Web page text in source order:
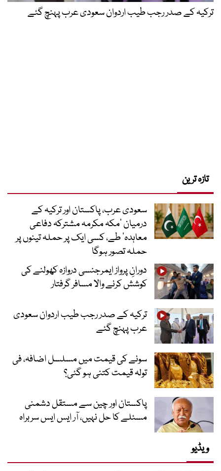
ترکیہ کے صدر رجب طیب اردوان سعودی عرب پہنچ گئے
تازہ ترین
سعودی عرب، پاکستان اور ترکیہ کے
درمیان ’مکہ مکرمہ مشترکہ دفاعی
معاہدہ‘ طے، کسی ایک پر حملہ تینوں پر
حملہ تصور ہوگا
دورانِ پرواز ایمرجنسی دروازہ کھولنے کی
کوشش کرنے والا مسافر گرفتار
ترکیہ کے صدر رجب طیب اردوان سعودی
عرب پہنچ گئے
سونے کی قیمت میں مسلسل اضافہ، فی
تولہ قیمت کتنی ہو گئی؟
پاکستان اور چین سے مستقل دشمنی
مسئلے کا حل نہیں، آر ایس ایس سربراہ
ویڈیو